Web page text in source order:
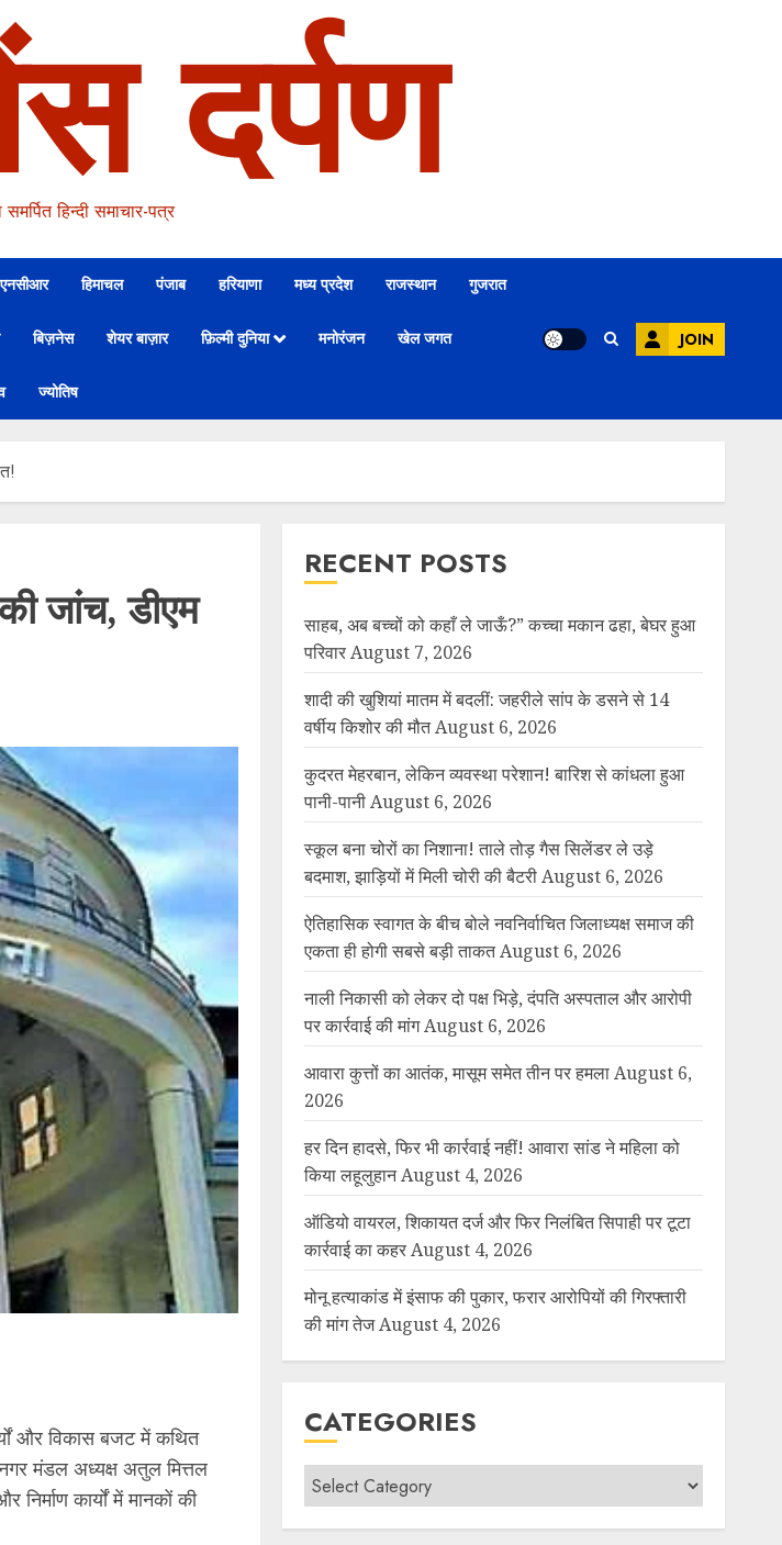
दर्पण
हिन्दी समाचार-पत्र
एनसीआर हिमाचल पंजाब हरियाणा मध्य प्रदेश राजस्थान गुजरात
बिज़नेस शेयर बाज़ार फ़िल्मी दुनिया मनोरंजन खेल जगत
ज्योतिष
JOIN
जांच, डीएम
और विकास बजट में कथित
मंडल अध्यक्ष अतुल मित्तल
निर्माण कार्यों में मानकों की
RECENT POSTS
साहब, अब बच्चों को कहाँ ले जाऊँ?” कच्चा मकान ढहा, बेघर हुआ
परिवार August 7, 2026
शादी की खुशियां मातम में बदलीं: जहरीले सांप के डसने से 14
वर्षीय किशोर की मौत August 6, 2026
कुदरत मेहरबान, लेकिन व्यवस्था परेशान! बारिश से कांधला हुआ
पानी-पानी August 6, 2026
स्कूल बना चोरों का निशाना! ताले तोड़ गैस सिलेंडर ले उड़े
बदमाश, झाड़ियों में मिली चोरी की बैटरी August 6, 2026
ऐतिहासिक स्वागत के बीच बोले नवनिर्वाचित जिलाध्यक्ष समाज की
एकता ही होगी सबसे बड़ी ताकत August 6, 2026
नाली निकासी को लेकर दो पक्ष भिड़े, दंपति अस्पताल और आरोपी
पर कार्रवाई की मांग August 6, 2026
आवारा कुत्तों का आतंक, मासूम समेत तीन पर हमला August 6,
2026
हर दिन हादसे, फिर भी कार्रवाई नहीं! आवारा सांड ने महिला को
किया लहूलुहान August 4, 2026
ऑडियो वायरल, शिकायत दर्ज और फिर निलंबित सिपाही पर टूटा
कार्रवाई का कहर August 4, 2026
मोनू हत्याकांड में इंसाफ की पुकार, फरार आरोपियों की गिरफ्तारी
की मांग तेज August 4, 2026
CATEGORIES